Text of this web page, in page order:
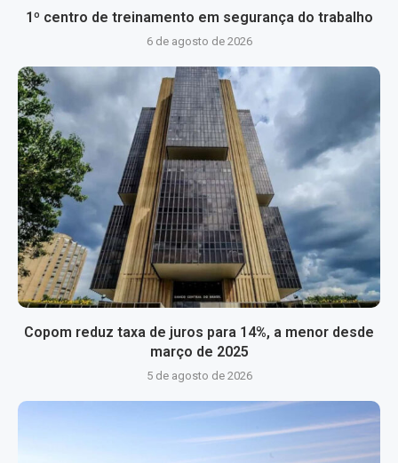
1º centro de treinamento em segurança do trabalho
6 de agosto de 2026
Copom reduz taxa de juros para 14%, a menor desde
março de 2025
5 de agosto de 2026